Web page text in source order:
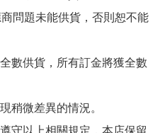
問題未能供貨，否則恕不能
數供貨，所有訂金將獲全數
稍微差異的情況。